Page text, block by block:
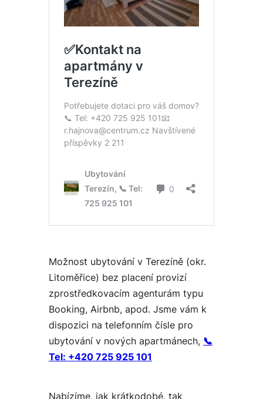
Možnost ubytování v Terezíně (okr.
Litoměřice) bez placení provizí
zprostředkovacím agenturám typu
Booking, Airbnb, apod. Jsme vám k
dispozici na telefonním čísle pro
ubytování v nových apartmánech, 📞
Tel: +420 725 925 101
Nabízíme, jak krátkodobé, tak